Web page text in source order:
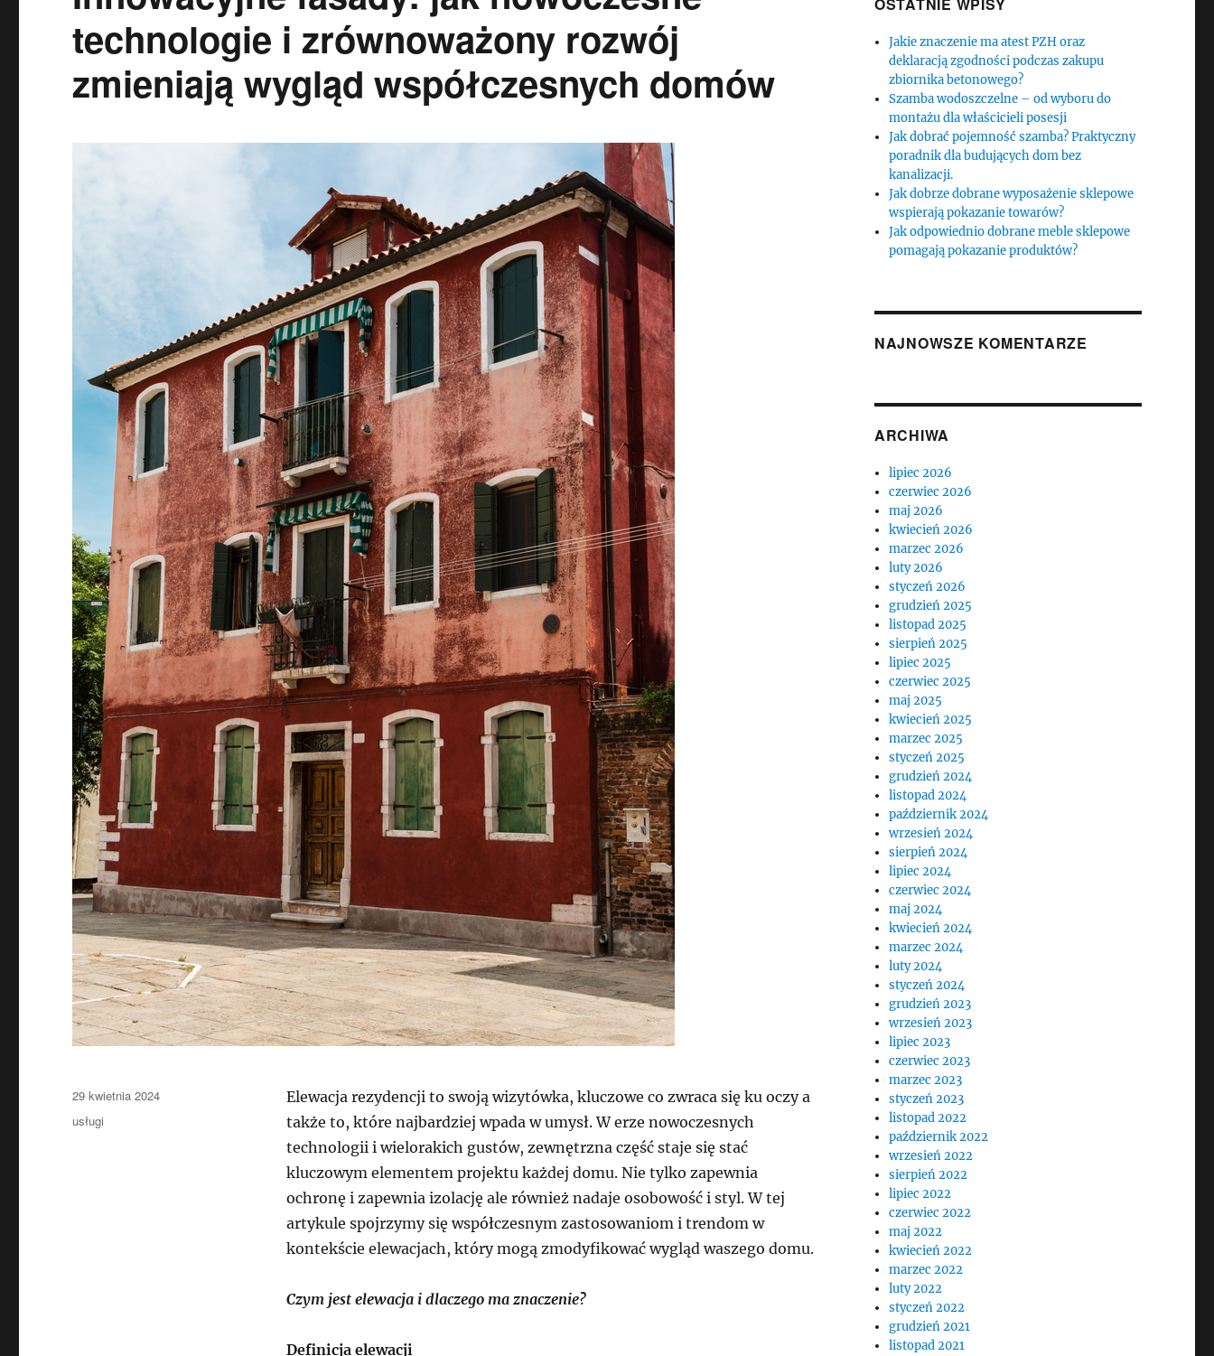
technologie i zrównoważony rozwój
zmieniają wygląd współczesnych domów
Elewacja rezydencji to swoją wizytówka, kluczowe co zwraca się ku oczy a
także to, które najbardziej wpada w umysł. W erze nowoczesnych
technologii i wielorakich gustów, zewnętrzna część staje się stać
kluczowym elementem projektu każdej domu. Nie tylko zapewnia
ochronę i zapewnia izolację ale również nadaje osobowość i styl. W tej
artykule spojrzymy się współczesnym zastosowaniom i trendom w
kontekście elewacjach, który mogą zmodyfikować wygląd waszego domu.
Czym jest elewacja i dlaczego ma znaczenie?
Definicja elewacji
Data
publikacji
29 kwietnia 2024
Kategorie
usługi
Jakie znaczenie ma atest PZH oraz
deklaracją zgodności podczas zakupu
zbiornika betonowego?
Szamba wodoszczelne – od wyboru do
montażu dla właścicieli posesji
Jak dobrać pojemność szamba? Praktyczny
poradnik dla budujących dom bez
kanalizacji.
Jak dobrze dobrane wyposażenie sklepowe
wspierają pokazanie towarów?
Jak odpowiednio dobrane meble sklepowe
pomagają pokazanie produktów?
NAJNOWSZE KOMENTARZE
ARCHIWA
lipiec 2026
czerwiec 2026
maj 2026
kwiecień 2026
marzec 2026
luty 2026
styczeń 2026
grudzień 2025
listopad 2025
sierpień 2025
lipiec 2025
czerwiec 2025
maj 2025
kwiecień 2025
marzec 2025
styczeń 2025
grudzień 2024
listopad 2024
październik 2024
wrzesień 2024
sierpień 2024
lipiec 2024
czerwiec 2024
maj 2024
kwiecień 2024
marzec 2024
luty 2024
styczeń 2024
grudzień 2023
wrzesień 2023
lipiec 2023
czerwiec 2023
marzec 2023
styczeń 2023
listopad 2022
październik 2022
wrzesień 2022
sierpień 2022
lipiec 2022
czerwiec 2022
maj 2022
kwiecień 2022
marzec 2022
luty 2022
styczeń 2022
grudzień 2021
listopad 2021